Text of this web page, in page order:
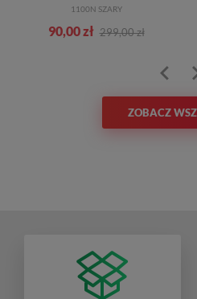
1100N SZARY
90,00 zł 299,00 zł
ZOBACZ